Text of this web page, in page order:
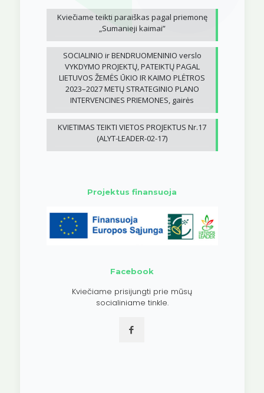
Kviečiame teikti paraiškas pagal priemonę
„Sumanieji kaimai”
SOCIALINIO ir BENDRUOMENINIO verslo
VYKDYMO PROJEKTŲ, PATEIKTŲ PAGAL
LIETUVOS ŽEMĖS ŪKIO IR KAIMO PLĖTROS
2023–2027 METŲ STRATEGINIO PLANO
INTERVENCINES PRIEMONES, gairės
KVIETIMAS TEIKTI VIETOS PROJEKTUS Nr.17
(ALYT-LEADER-02-17)
Projektus finansuoja
Facebook
Kviečiame prisijungti prie mūsų
socialiniame tinkle.